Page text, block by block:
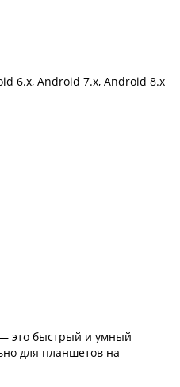
6.x, Android 7.x, Android 8.x
это быстрый и умный
для планшетов на